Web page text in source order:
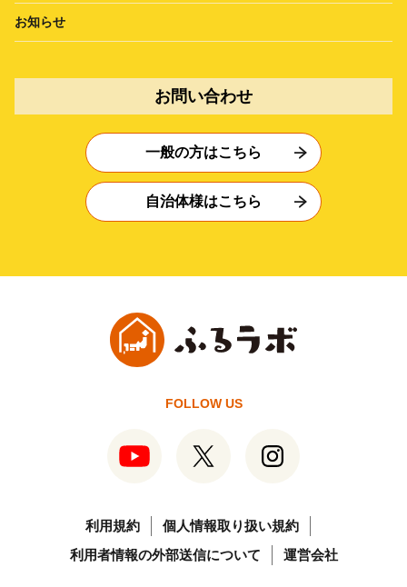
お知らせ
お問い合わせ
一般の方はこちら
自治体様はこちら
FOLLOW US
利用規約
個人情報取り扱い規約
利用者情報の外部送信について
運営会社